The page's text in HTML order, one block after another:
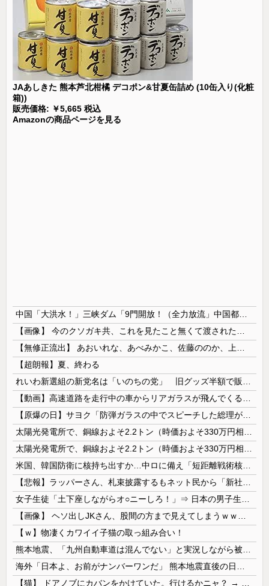
JAあしきた 熊本芦北柑橘 デコポン&甘夏缶詰め (10缶入り(化粧
箱))
販売価格: ￥5,665 税込
Amazonの商品ページを見る
【超朗報】夏、終わる
【ｗ】物凄くカワイイ子猫の取っ組み合い！